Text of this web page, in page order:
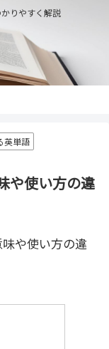
りやすく解説
英単語
や使い方の違
や使い方の違